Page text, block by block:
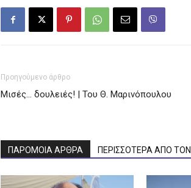
Προηγούμενο άρθρο
Μισές… δουλειές! | Του Θ. Μαρινόπουλου
ΠΑΡΟΜΟΙΑ ΑΡΘΡΑ ΠΕΡΙΣΣΟΤΕΡΑ ΑΠΟ